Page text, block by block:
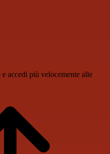
accedi più velocemente alle